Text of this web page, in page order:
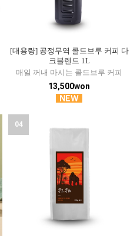
[대용량] 공정무역 콜드브루 커피 다
크블렌드 1L
매일 꺼내 마시는 콜드브루 커피
13,500won
04